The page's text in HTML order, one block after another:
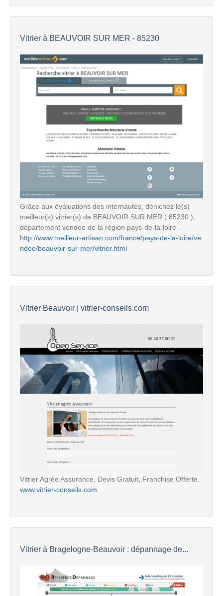
Vitrier à BEAUVOIR SUR MER - 85230
Grâce aux évaluations des internautes, dénichez le(s)
meilleur(s) vitrier(s) de BEAUVOIR SUR MER ( 85230 ),
département vendee de la région pays-de-la-loire .
http://www.meilleur-artisan.com/france/pays-de-la-loire/ve
ndee/beauvoir-sur-mer/vitrier.html
Vitrier Beauvoir | vitrier-conseils.com
Vitrier Agrée Assurance, Devis Gratuit, Franchise Offerte.
www.vitrier-conseils.com
Vitrier à Bragelogne-Beauvoir : dépannage de...